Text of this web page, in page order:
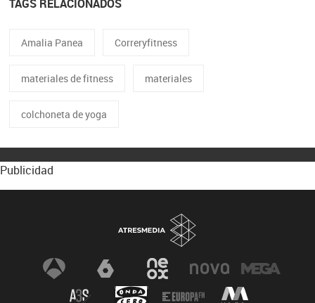
TAGS RELACIONADOS
Amalia Panea Correryfitness
materiales de fitness materiales
colchoneta de yoga
Publicidad